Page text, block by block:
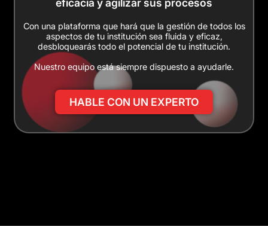
eficacia y agilizar sus procesos
Con una plataforma que hará que la gestión de todos los
aspectos de tu institución sea fluida y eficaz,
desbloquearás todo el potencial de tu institución.
Nuestro equipo está siempre dispuesto a ayudarle.
HABLE CON UN EXPERTO